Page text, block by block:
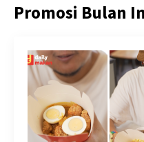
Promosi Bulan